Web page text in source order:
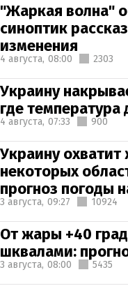
"Жаркая волна"
синоптик
изменения
4 августа, 08:00 2303
Украину
где температура
4 августа, 07:33 900
Украину охватит
некоторых
прогноз погоды
3 августа, 09:27 10924
От жары +40
шквалами:
3 августа, 08:00 5435